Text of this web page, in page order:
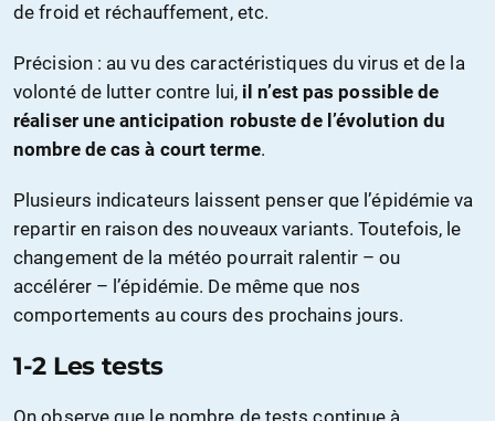
de froid et réchauffement, etc.
Précision : au vu des caractéristiques du virus et de la
volonté de lutter contre lui, il n’est pas possible de
réaliser une anticipation robuste de l’évolution du
nombre de cas à court terme.
Plusieurs indicateurs laissent penser que l’épidémie va
repartir en raison des nouveaux variants. Toutefois, le
changement de la météo pourrait ralentir – ou
accélérer – l’épidémie. De même que nos
comportements au cours des prochains jours.
1-2 Les tests